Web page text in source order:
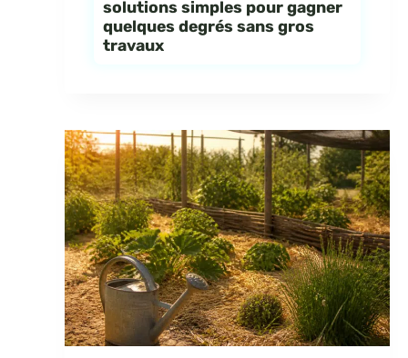
solutions simples pour gagner
quelques degrés sans gros
travaux